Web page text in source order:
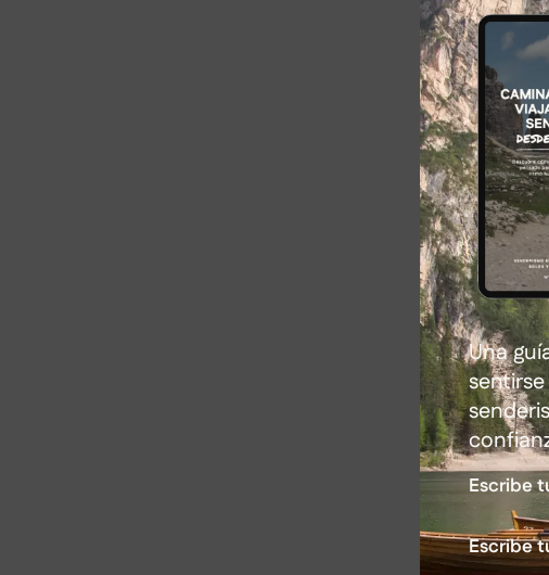
Una
Escribe
Escribe